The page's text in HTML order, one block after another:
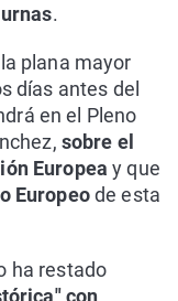
.
plana mayor
días antes del
en el Pleno
sobre el
Europea y que
Europeode esta
ha restado
con